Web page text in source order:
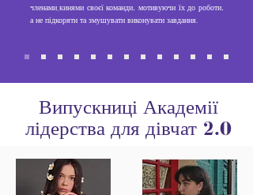
членами_кинями своєї команди, мотивуючи їх до роботи,
а не підкоряти та змушувати виконувати завдання.
Випускниці Академії
лідерства для дівчат 2.0